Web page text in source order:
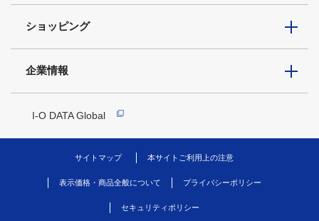
ショッピング
企業情報
I-O DATA Global
サイトマップ 本サイトご利用上の注意
表示価格・商品全般について プライバシーポリシー
セキュリティポリシー